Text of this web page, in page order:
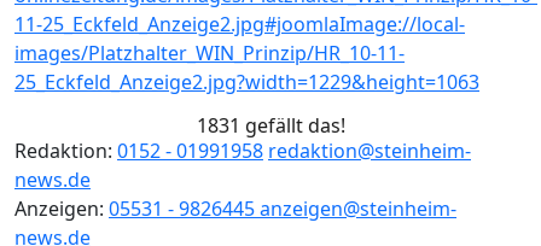
1831 gefällt das!
Redaktion: 0152 - 01991958 redaktion@steinheim-
news.de
Anzeigen: 05531 - 9826445anzeigen@steinheim-
news.de